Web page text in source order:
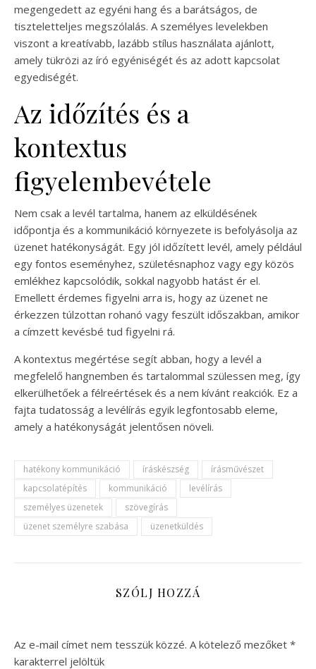
megengedett az egyéni hang és a barátságos, de
tiszteletteljes megszólalás. A személyes levelekben
viszont a kreatívabb, lazább stílus használata ajánlott,
amely tükrözi az író egyéniségét és az adott kapcsolat
egyediségét.
Az időzítés és a
kontextus
figyelembevétele
Nem csak a levél tartalma, hanem az elküldésének
időpontja és a kommunikáció környezete is befolyásolja az
üzenet hatékonyságát. Egy jól időzített levél, amely például
egy fontos eseményhez, születésnaphoz vagy egy közös
emlékhez kapcsolódik, sokkal nagyobb hatást ér el.
Emellett érdemes figyelni arra is, hogy az üzenet ne
érkezzen túlzottan rohanó vagy feszült időszakban, amikor
a címzett kevésbé tud figyelni rá.
A kontextus megértése segít abban, hogy a levél a
megfelelő hangnemben és tartalommal szülessen meg, így
elkerülhetőek a félreértések és a nem kívánt reakciók. Ez a
fajta tudatosság a levélírás egyik legfontosabb eleme,
amely a hatékonyságát jelentősen növeli.
hatékony kommunikáció íráskészség
írásművészet
kapcsolatépítés
kommunikáció
levélírás
személyes üzenetek
szövegírás
üzenet személyre szabása
üzenetküldés
SZÓLJ HOZZÁ
Az e-mail címet nem tesszük közzé. A kötelező mezőket *
karakterrel jelöltük